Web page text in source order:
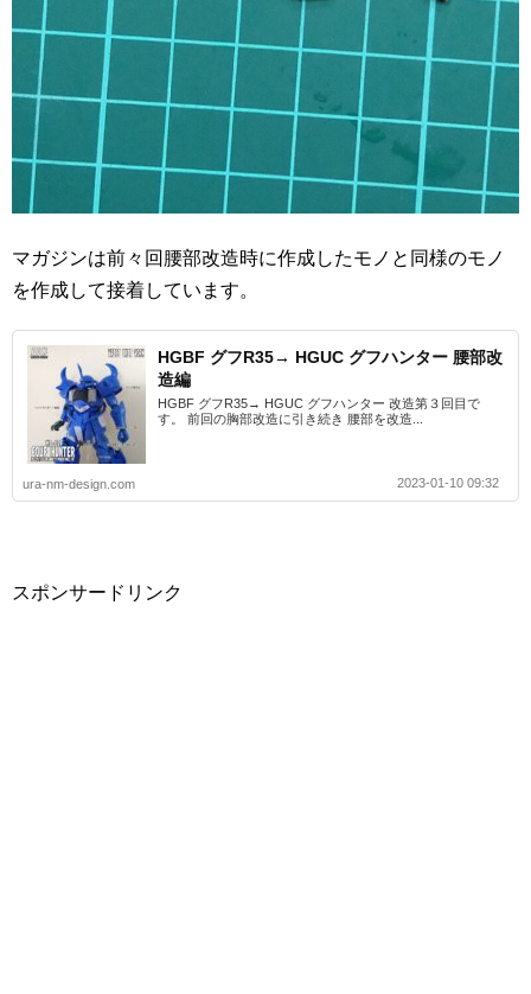
マガジンは前々回腰部改造時に作成したモノと同様のモノ
を作成して接着しています。
HGBF グフR35→ HGUC グフハンター 腰部改
造編
HGBF グフR35→ HGUC グフハンター 改造第３回目で
す。 前回の胸部改造に引き続き 腰部を改造...
ura-nm-design.com 2023-01-10 09:32
スポンサードリンク